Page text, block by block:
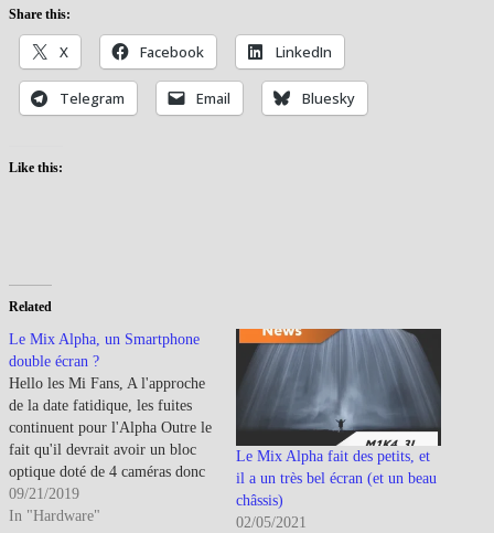
Share this:
X Facebook LinkedIn
Telegram Email Bluesky
Like this:
Related
Le Mix Alpha, un Smartphone
double écran ?
Hello les Mi Fans, A l'approche
de la date fatidique, les fuites
continuent pour l'Alpha Outre le
fait qu'il devrait avoir un bloc
optique doté de 4 caméras donc
une de 108Mp, c'est la
possibilité d'écran waterfall qui
09/21/2019
In "Hardware"
Le Mix Alpha fait des petits, et
il a un très bel écran (et un beau
châssis)
02/05/2021